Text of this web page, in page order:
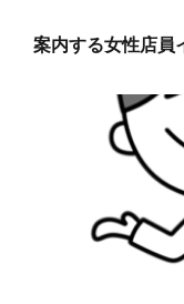
案内する女性店